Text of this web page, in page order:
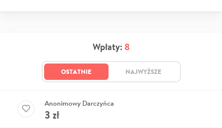
Wpłaty: 8
OSTATNIE NAJWYŻSZE
Anonimowy Darczyńca
3 zł